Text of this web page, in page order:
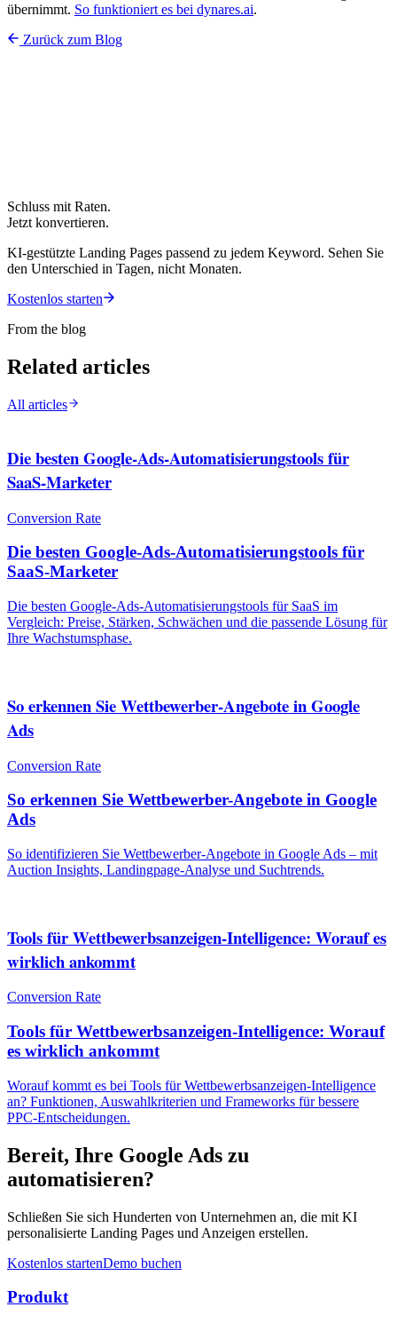
übernimmt. So funktioniert es bei dynares.ai.
Zurück zum Blog
Schluss mit Raten.
Jetzt konvertieren.
KI-gestützte Landing Pages passend zu jedem Keyword. Sehen Sie
den Unterschied in Tagen, nicht Monaten.
Kostenlos starten
From the blog
Related articles
All articles
Die besten Google-Ads-Automatisierungstools für
SaaS-Marketer
Conversion Rate
Die besten Google-Ads-Automatisierungstools für
SaaS-Marketer
Die besten Google-Ads-Automatisierungstools für SaaS im
Vergleich: Preise, Stärken, Schwächen und die passende Lösung für
Ihre Wachstumsphase.
So erkennen Sie Wettbewerber-Angebote in Google
Ads
Conversion Rate
So erkennen Sie Wettbewerber-Angebote in Google
Ads
So identifizieren Sie Wettbewerber-Angebote in Google Ads – mit
Auction Insights, Landingpage-Analyse und Suchtrends.
Tools für Wettbewerbsanzeigen-Intelligence: Worauf es
wirklich ankommt
Conversion Rate
Tools für Wettbewerbsanzeigen-Intelligence: Worauf
es wirklich ankommt
Worauf kommt es bei Tools für Wettbewerbsanzeigen-Intelligence
an? Funktionen, Auswahlkriterien und Frameworks für bessere
PPC-Entscheidungen.
Bereit, Ihre Google Ads zu
automatisieren?
Schließen Sie sich Hunderten von Unternehmen an, die mit KI
personalisierte Landing Pages und Anzeigen erstellen.
Kostenlos startenDemo buchen
Produkt